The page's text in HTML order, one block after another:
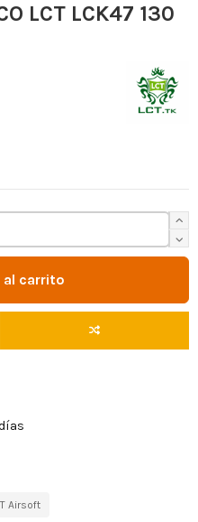
LCT LCK47 130
al carrito
Airsoft